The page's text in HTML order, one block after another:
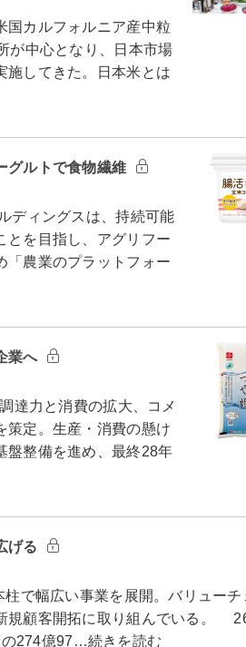
カルフォルニア産中粒
が中心となり、日本市場
施してきた。日本米とは
グルトで食物繊維
ィングスは、持続可能
とを目指し、アグリフー
「農業のプラットフォー
業へ
力と消費の拡大、コメ
策定。生産・消費の懸け
盤整備を進め、最終28年
げる
幅広い事業を展開。バリューチ
規顧客開拓に取り組んでいる。
274億97…続きを読む